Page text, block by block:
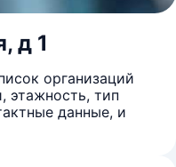
д 1
организаций
этажность, тип
данные, и